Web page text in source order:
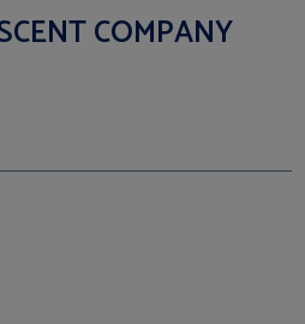
COMPANY